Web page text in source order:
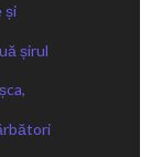
și
șirul